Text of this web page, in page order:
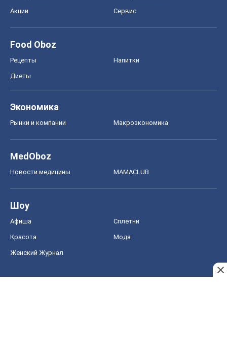
Акции Сервис
Food Oboz
Рецепты Напитки
Диеты
Экономика
Рынки и компании Mакроэкономика
MedOboz
Новости медицины MAMACLUB
Шоу
Афиша Сплетни
Красота Мода
Женский Журнал